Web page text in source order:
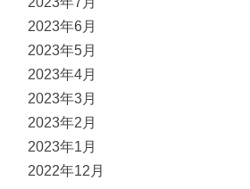
2023年6月
2023年5月
2023年4月
2023年3月
2023年2月
2023年1月
2022年12月